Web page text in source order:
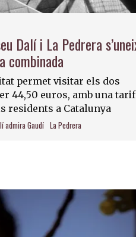
Dalí i La Pedrera
combinada
permet visitar els dos
44,50 euros, amb una
residents a Catalunya
admira Gaudí La Pedrera